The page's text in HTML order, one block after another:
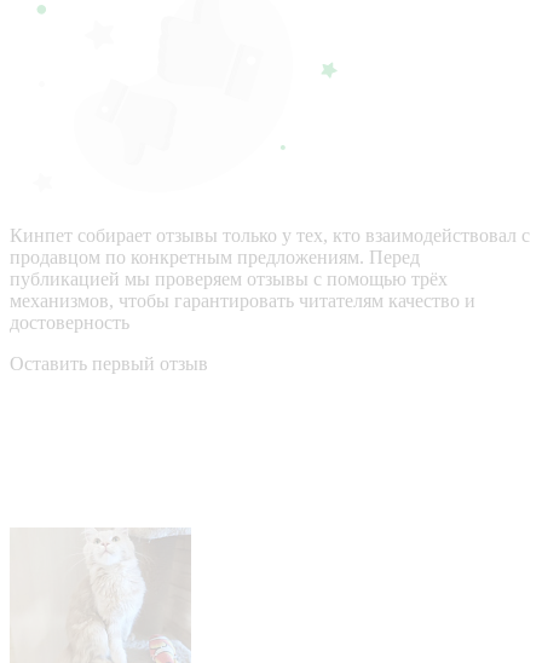
Кинпет собирает отзывы только у тех, кто взаимодействовал с
продавцом по конкретным предложениям. Перед
публикацией мы проверяем отзывы с помощью трёх
механизмов, чтобы гарантировать читателям качество и
достоверность
Оставить первый отзыв